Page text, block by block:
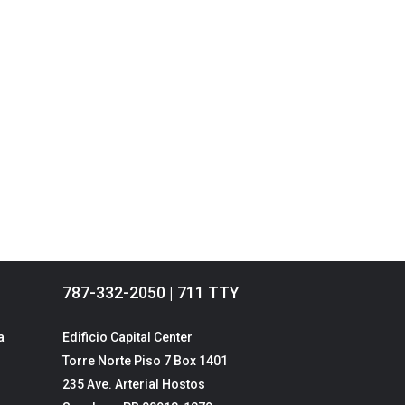
787-332-2050 | 711 TTY
Edificio Capital Center
Torre Norte Piso 7 Box 1401
235 Ave. Arterial Hostos